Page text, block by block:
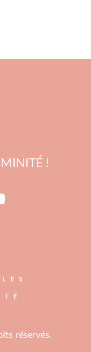
!
réservés.